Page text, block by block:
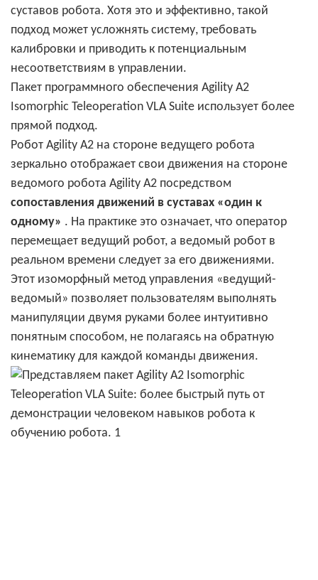
суставов робота. Хотя это и эффективно, такой
подход может усложнять систему, требовать
калибровки и приводить к потенциальным
несоответствиям в управлении.
Пакет программного обеспечения Agility A2
Isomorphic Teleoperation VLA Suite использует более
прямой подход.
Робот Agility A2 на стороне ведущего робота
зеркально отображает свои движения на стороне
ведомого робота Agility A2 посредством
сопоставления движений в суставах «один к
одному» . На практике это означает, что оператор
перемещает ведущий робот, а ведомый робот в
реальном времени следует за его движениями.
Этот изоморфный метод управления «ведущий-
ведомый» позволяет пользователям выполнять
манипуляции двумя руками более интуитивно
понятным способом, не полагаясь на обратную
кинематику для каждой команды движения.